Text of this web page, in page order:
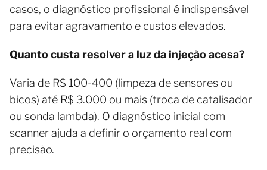
casos, o diagnóstico profissional é indispensável
para evitar agravamento e custos elevados.
Quanto custa resolver a luz da injeção acesa?
Varia de R$ 100-400 (limpeza de sensores ou
bicos) até R$ 3.000 ou mais (troca de catalisador
ou sonda lambda). O diagnóstico inicial com
scanner ajuda a definir o orçamento real com
precisão.